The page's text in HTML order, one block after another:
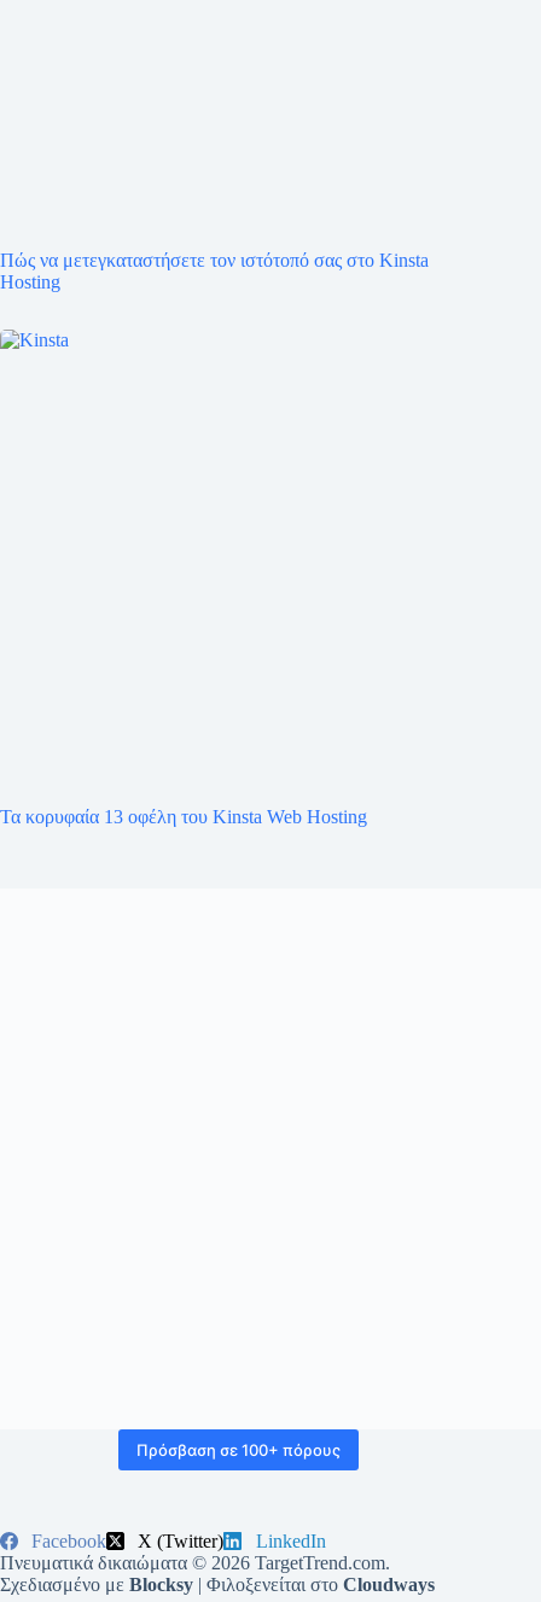
Πώς να μετεγκαταστήσετε τον ιστότοπό σας στο Kinsta
Hosting
Τα κορυφαία 13 οφέλη του Kinsta Web Hosting
Πρόσβαση σε 100+ πόρους
Facebook X (Twitter)
LinkedIn
Πνευματικά δικαιώματα © 2026 TargetTrend.com.
Σχεδιασμένο με Blocksy | Φιλοξενείται στο Cloudways